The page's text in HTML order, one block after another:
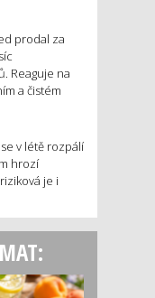
prodal za
Reaguje na
a čistém
v létě rozpálí
hrozí
je i